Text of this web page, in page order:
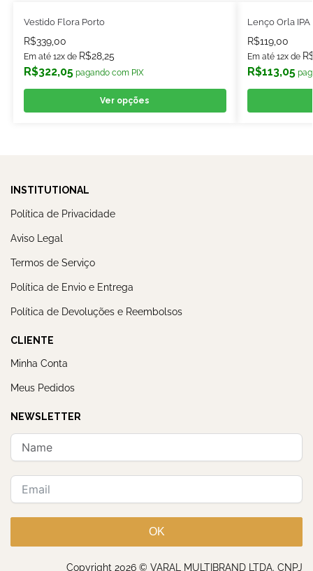
Vestido Flora Porto
R$339,00
Em até 12x de R$28,25
R$322,05 pagando com PIX
Ver opções
Lenço Orla IPA
R$119,00
Em até 12x de
R$113,05
INSTITUTIONAL
Política de Privacidade
Aviso Legal
Termos de Serviço
Política de Envio e Entrega
Política de Devoluções e Reembolsos
CLIENTE
Minha Conta
Meus Pedidos
NEWSLETTER
OK
Copyright 2026 © VARAL MULTIBRAND LTDA. CNPJ